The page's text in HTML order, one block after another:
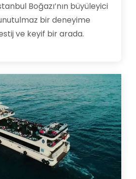
Boğazı’nın büyüleyici
bir deneyime
ve keyif bir arada.